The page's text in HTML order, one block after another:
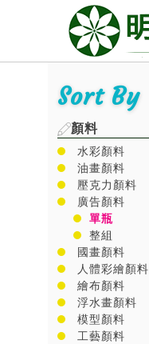
Sort By
顏料
水彩顏料
油畫顏料
壓克力顏料
廣告顏料
單瓶
整組
國畫顏料
人體彩繪顏料
繪布顏料
浮水畫顏料
模型顏料
工藝顏料